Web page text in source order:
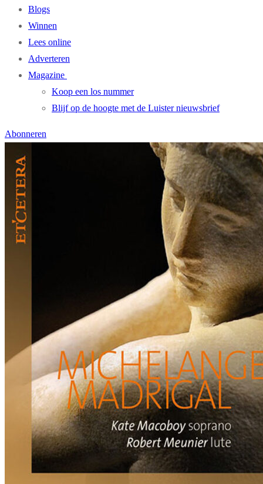
Blogs
Winnen
Lees online
Adverteren
Magazine
Koop een los nummer
Blijf op de hoogte met de Luister nieuwsbrief
Abonneren